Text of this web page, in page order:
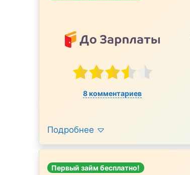
8 комментариев
Подробнее
Первый займ бесплатно!